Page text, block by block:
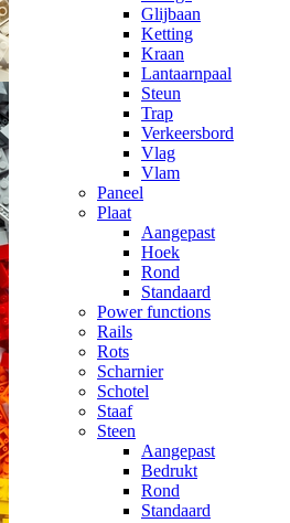
Glijbaan
Ketting
Kraan
Lantaarnpaal
Steun
Trap
Verkeersbord
Vlag
Vlam
Paneel
Plaat
Aangepast
Hoek
Rond
Standaard
Power functions
Rails
Rots
Scharnier
Schotel
Staaf
Steen
Aangepast
Bedrukt
Rond
Standaard